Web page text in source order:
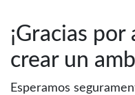
¡Gracias
crear un
Esperamos